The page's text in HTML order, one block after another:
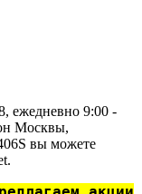
ежедневно 9:00 -
Москвы,
вы можете